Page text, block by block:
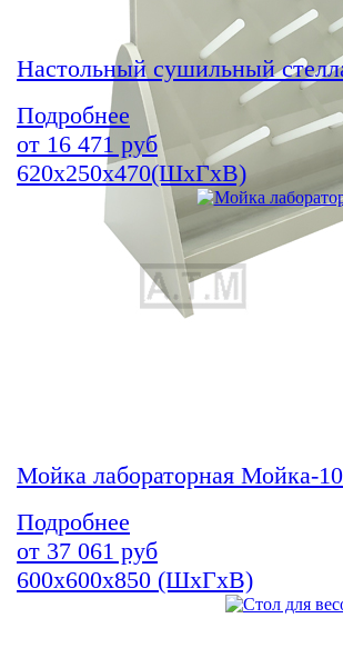
Настольный сушильный
Подробнее
от 16 471 руб
620х250х470(ШхГхВ)
Мойка лабораторная Мойка-
Подробнее
от 37 061 руб
600х600х850 (ШхГхВ)